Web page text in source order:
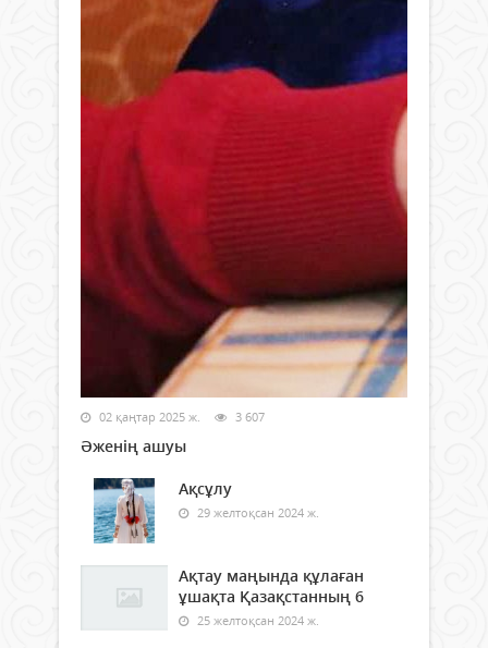
02 қаңтар 2025 ж. 3 607
Әженің ашуы
Ақсұлу
29 желтоқсан 2024 ж.
Ақтау маңында құлаған
ұшақта Қазақстанның 6
25 желтоқсан 2024 ж.